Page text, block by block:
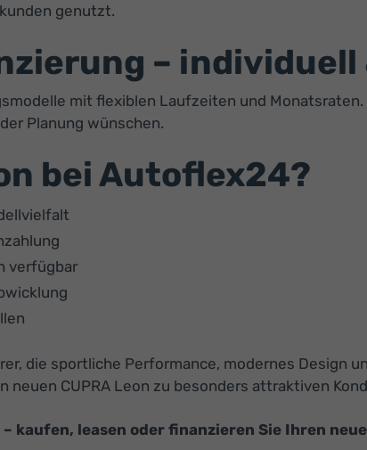
genutzt.
–
mit flexiblen Laufzeiten und Monatsraten.
Planung wünschen.
bei Autoflex24?
verfügbar
die sportliche Performance, modernes Design
neuen CUPRA Leon zu besonders attraktiven
kaufen, leasen oder finanzieren Sie Ihren